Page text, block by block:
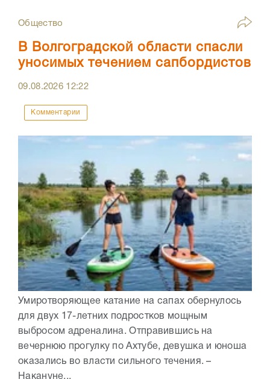
Общество
В Волгоградской области спасли
уносимых течением сапбордистов
09.08.2026 12:22
Комментарии
Умиротворяющее катание на сапах обернулось
для двух 17-летних подростков мощным
выбросом адреналина. Отправившись на
вечернюю прогулку по Ахтубе, девушка и юноша
оказались во власти сильного течения. –
Накануне...